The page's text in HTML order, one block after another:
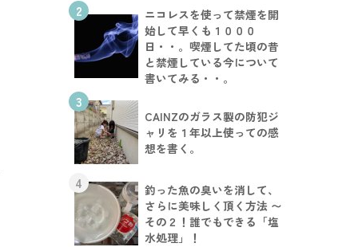
2
ニコレスを使って禁煙を開
始して早くも１０００
日・・。喫煙してた頃の昔
と禁煙している今について
書いてみる・・。
3
CAINZのガラス製の防犯ジ
ャリを１年以上使っての感
想を書く。
4
釣った魚の臭いを消して、
さらに美味しく頂く方法 〜
その２！誰でもできる「塩
水処理」！